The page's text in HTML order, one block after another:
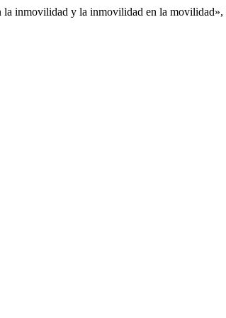
la inmovilidad y la inmovilidad en la movilidad»,